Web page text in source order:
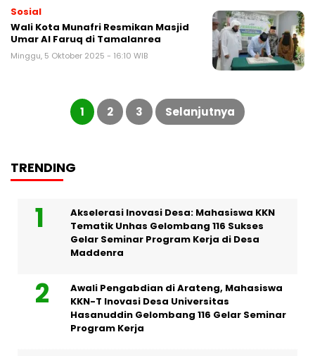
Sosial
Wali Kota Munafri Resmikan Masjid
Umar Al Faruq di Tamalanrea
Minggu, 5 Oktober 2025 - 16:10 WIB
Paginasi
1 2 3 Selanjutnya
TRENDING
Akselerasi Inovasi Desa: Mahasiswa KKN
Tematik Unhas Gelombang 116 Sukses
Gelar Seminar Program Kerja di Desa
Maddenra
Awali Pengabdian di Arateng, Mahasiswa
KKN-T Inovasi Desa Universitas
Hasanuddin Gelombang 116 Gelar Seminar
Program Kerja